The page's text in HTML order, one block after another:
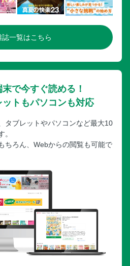
誌一覧はこちら
で今すぐ読める！
トもパソコンも対応
タブレットやパソコンなど最大10
。
ちろん、Webからの閲覧も可能で